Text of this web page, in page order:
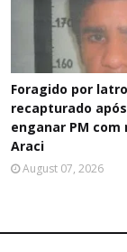
Foragido por
recapturado
enganar PM
Araci
August 07, 2026